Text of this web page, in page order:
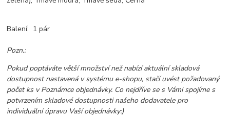
Balení: 1 pár
Pozn.:
Pokud poptáváte větší množství než nabízí aktuální skladová
dostupnost nastavená v systému e-shopu, stačí uvést požadovaný
počet ks v Poznámce objednávky. Co nejdříve se s Vámi spojíme s
potvrzením skladové dostupnosti našeho dodavatele pro
individuální úpravu Vaší objednávky:)